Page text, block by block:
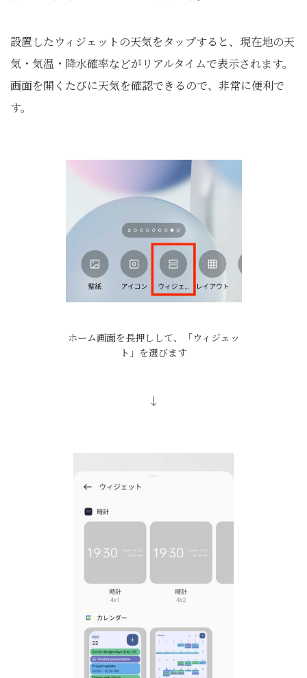
設置したウィジェットの天気をタップすると、現在地の天
気・気温・降水確率などがリアルタイムで表示されます。
画面を開くたびに天気を確認できるので、非常に便利で
す。
ホーム画面を長押しして、「ウィジェッ
ト」を選びます
↓